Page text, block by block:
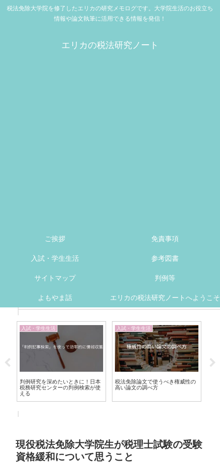
税法免除大学院を修了したエリカの研究メモログです。大学院生活のお役立ち
情報や論文執筆に活用できる情報を発信！
エリカの税法研究ノート
ご挨拶 免責事項
入試・学生生活 参考図書
サイトマップ 判例等
よもやま話 エリカの税法研究ノートへようこそ
入試・学生生活
判例研究を深めたいときに！日本
税務研究センターの判例検索が使
える
入試・学生生活
税法免除論文で使うべき権威性の
高い論文の調べ方
現役税法免除大学院生が税理士試験の受験
資格緩和について思うこと